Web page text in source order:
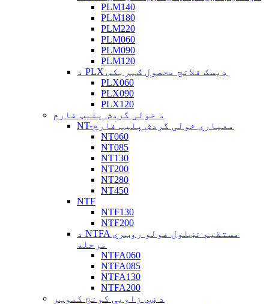
PLM140
PLM180
PLM220
PLM060
PLM090
PLM120
د PLX ډیسک فلانج محصول ګیربکس
PLX060
PLX090
PLX120
د خولی گردش پلیټ فارم
NT-معیاري خولی گردش پلیټ فارم
NT060
NT085
NT130
NT200
NT280
NT450
NTF
NTF130
NTF200
د NTFA مستقیم نښلول هولو روټري
مرحله
NTFA060
NTFA085
NTFA130
NTFA200
د ښي زاویې کونج کموټر